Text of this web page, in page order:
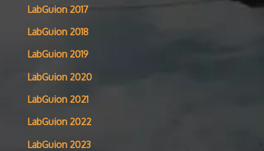
LabGuion 2017
LabGuion 2018
LabGuion 2019
LabGuion 2020
LabGuion 2021
LabGuion 2022
LabGuion 2023